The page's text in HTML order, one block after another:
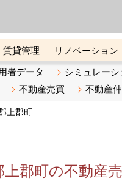
賃貸管理 リノベーション
ガジンBiz 不動産売却ご
者データ
シミュレー
不動産売買 不動産
上郡町
郡町の不動産